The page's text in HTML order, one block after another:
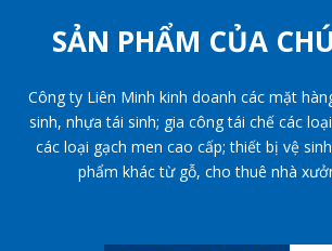
SẢN PHẨM CỦA
Công ty Liên Minh kinh doanh các mặt
sinh, nhựa tái sinh; gia công tái chế các
các loại gạch men cao cấp; thiết bị vệ
phẩm khác từ gỗ, cho thuê nhà